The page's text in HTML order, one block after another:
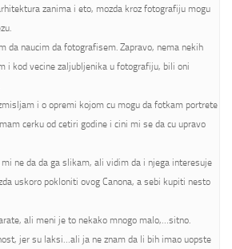
zanima i eto, mozda kroz fotografiju mogu
da naucim da fotografisem. Zapravo, nema nekih
i kod vecine zaljubljenika u fotografiju, bili oni
i o opremi kojom cu mogu da fotkam portrete
cerku od cetiri godine i cini mi se da cu upravo
ne da da ga slikam, ali vidim da i njega interesuje
uskoro pokloniti ovog Canona, a sebi kupiti nesto
ali meni je to nekako mnogo malo,…sitno.
jer su laksi…ali ja ne znam da li bih imao uopste